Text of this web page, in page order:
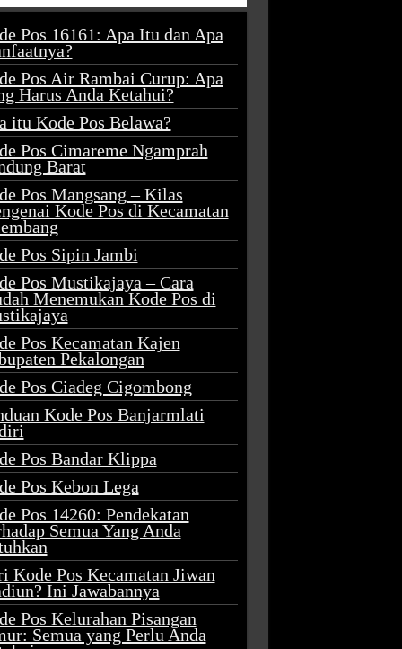
Pos 16161: Apa Itu dan Apa
Pos Air Rambai Curup: Apa
Harus Anda Ketahui?
itu Kode Pos Belawa?
Pos Cimareme Ngamprah
Barat
Pos Mangsang – Kilas
Kode Pos di Kecamatan
Pos Sipin Jambi
Pos Mustikajaya – Cara
Menemukan Kode Pos di
Pos Kecamatan Kajen
Pekalongan
Pos Ciadeg Cigombong
Kode Pos Banjarmlati
Pos Bandar Klippa
Pos Kebon Lega
Pos 14260: Pendekatan
Semua Yang Anda
Kode Pos Kecamatan Jiwan
Ini Jawabannya
Pos Kelurahan Pisangan
Semua yang Perlu Anda